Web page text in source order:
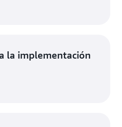
la implementación